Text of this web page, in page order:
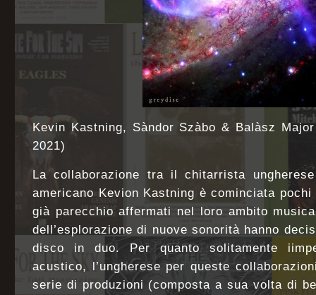
Kevin Kastning, Sàndor Szàbo & Balàsz
2021)
La collaborazione tra il chitarrista
americano Kevion Kastning è cominciata
già parecchio affermati nel loro ambito
dell’esplorazione di nuove sonorità hanno
disco in duo. Per quanto solitamente
acustico, l’ungherese per queste
serie di produzioni (composta a sua volta di